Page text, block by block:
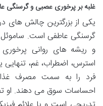
غلبه بر پرخوری عصبی و گرسنگی
یکی از بزرگترین چالش
گرسنگی عاطفی است. ساموئل
و ریشه های روانی
استرس، اضطراب، غم،
فرد را به سمت مصرف غذا
احساسات سوق می دهند. او